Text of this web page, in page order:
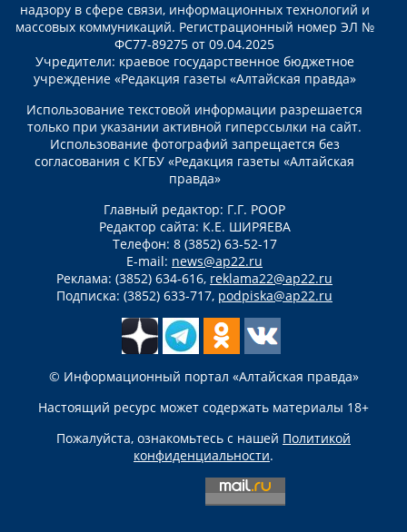
надзору в сфере связи, информационных технологий и
массовых коммуникаций. Регистрационный номер ЭЛ №
ФС77-89275 от 09.04.2025
Учредители: краевое государственное бюджетное
учреждение «Редакция газеты «Алтайская правда»
Использование текстовой информации разрешается
только при указании активной гиперссылки на сайт.
Использование фотографий запрещается без
согласования с КГБУ «Редакция газеты «Алтайская
правда»
Главный редактор: Г.Г. РООР
Редактор сайта: К.Е. ШИРЯЕВА
Телефон: 8 (3852) 63-52-17
E-mail: news@ap22.ru
Реклама: (3852) 634-616, reklama22@ap22.ru
Подписка: (3852) 633-717, podpiska@ap22.ru
© Информационный портал «Алтайская правда»
Настоящий ресурс может содержать материалы 18+
Пожалуйста, ознакомьтесь с нашей Политикой
конфиденциальности.